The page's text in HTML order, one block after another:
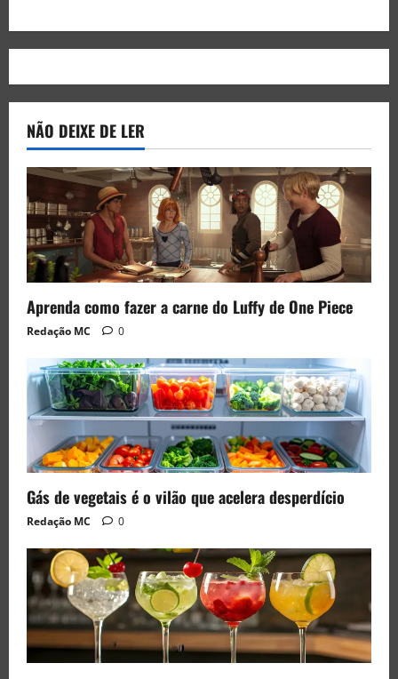
NÃO DEIXE DE LER
Aprenda como fazer a carne do Luffy de One Piece
Redação MC 0
Gás de vegetais é o vilão que acelera desperdício
Redação MC 0